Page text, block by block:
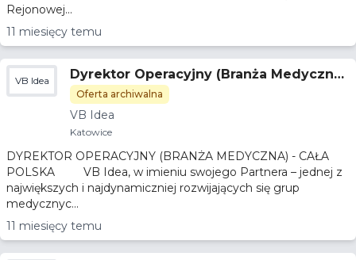
Rejonowej...
11 miesięcy temu
VB Idea
Dyrektor Operacyjny (Branża Medyczna)
- cała Polska
Oferta archiwalna
VB Idea
Katowice
DYREKTOR OPERACYJNY (BRANŻA MEDYCZNA) - CAŁA
POLSKA VB Idea, w imieniu swojego Partnera – jednej z
największych i najdynamiczniej rozwijających się grup
medycznyc...
11 miesięcy temu